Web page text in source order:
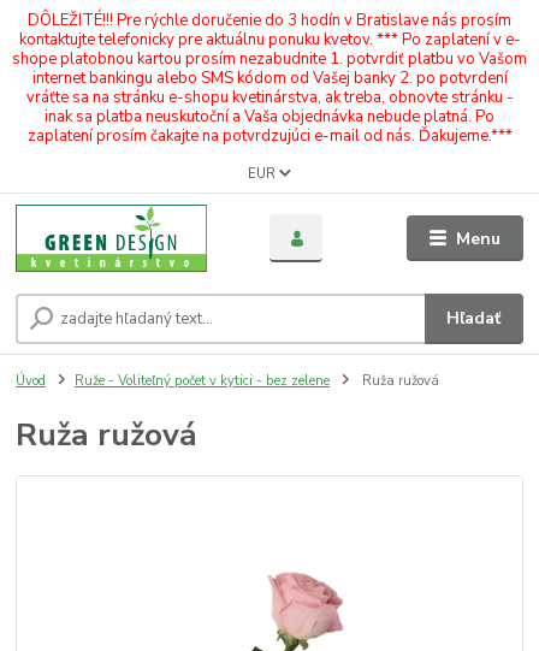
DÔLEŽITÉ!!! Pre rýchle doručenie do 3 hodín v Bratislave nás prosím
kontaktujte telefonicky pre aktuálnu ponuku kvetov. *** Po zaplatení v e-
shope platobnou kartou prosím nezabudnite 1. potvrdiť platbu vo Vašom
internet bankingu alebo SMS kódom od Vašej banky 2. po potvrdení
vráťte sa na stránku e-shopu kvetinárstva, ak treba, obnovte stránku -
inak sa platba neuskutoční a Vaša objednávka nebude platná. Po
zaplatení prosím čakajte na potvrdzujúci e-mail od nás. Ďakujeme.***
Menu
EUR
Hľadať
Úvod Ruže - Voliteľný počet v kytici - bez zelene Ruža ružová
Ruža ružová